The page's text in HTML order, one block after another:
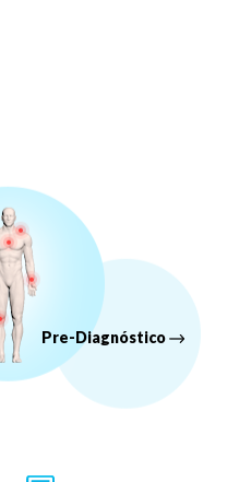
Pre-Diagnóstico